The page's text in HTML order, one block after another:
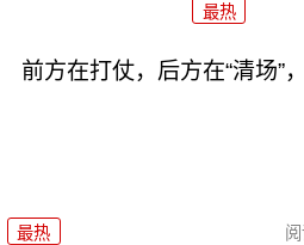
最热
前方在打仗，后方在“清场”
最热